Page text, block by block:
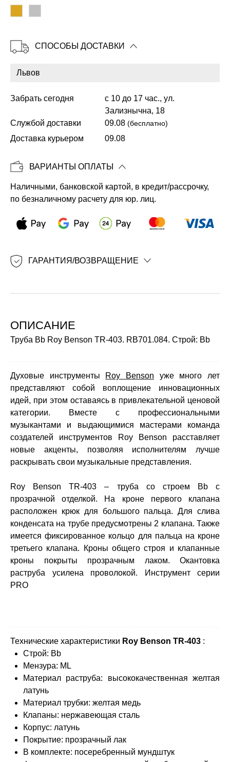
Копировать
СПОСОБЫ ДОСТАВКИ
Забрать сегодня
с 10 до 17 час., ул.
Зализнычна, 18
Службой доставки
09.08 (бесплатно)
Доставка курьером 09.08
ВАРИАНТЫ ОПЛАТЫ
Наличными, банковской картой, в кредит/рассрочку,
по безналичному расчету для юр. лиц.
ГАРАНТИЯ/ВОЗВРАЩЕНИЕ
ОПИСАНИЕ
Труба Bb Roy Benson TR-403. RB701.084. Строй: Bb
Духовые инструменты Roy Benson уже много лет
представляют собой воплощение инновационных
идей, при этом оставаясь в привлекательной ценовой
категории. Вместе с профессиональными
музыкантами и выдающимися мастерами команда
создателей инструментов Roy Benson расставляет
новые акценты, позволяя исполнителям лучше
раскрывать свои музыкальные представления.
Roy Benson TR-403 – труба со строем Bb с
прозрачной отделкой. На кроне первого клапана
расположен крюк для большого пальца. Для слива
конденсата на трубе предусмотрены 2 клапана. Также
имеется фиксированное кольцо для пальца на кроне
третьего клапана. Кроны общего строя и клапанные
кроны покрыты прозрачным лаком. Окантовка
раструба усилена проволокой. Инструмент серии
PRO
Технические характеристики Roy Benson TR-403 :
Строй: Bb
Мензура: ML
Материал раструба: высококачественная желтая
латунь
Материал трубки: желтая медь
Клапаны: нержавеющая сталь
Корпус: латунь
Покрытие: прозрачный лак
В комплекте: посеребренный мундштук